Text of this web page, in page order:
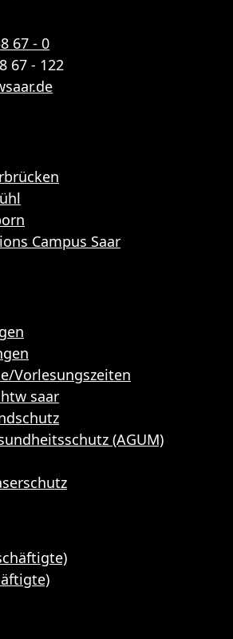
67 - 0
67 - 122
.de
Campus Saar
Vorlesungszeiten
saar
(AGUM)